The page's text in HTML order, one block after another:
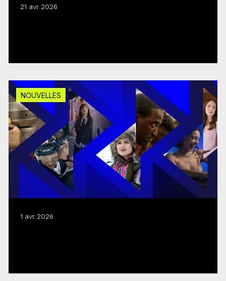
21 avr 2026
NOUVELLES
1 avr 2026